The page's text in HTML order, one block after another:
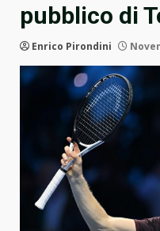
pubblico di
Enrico Pirondini